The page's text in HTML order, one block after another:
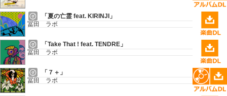
「夏の亡霊 feat. KIRINJI」
冨田 ラボ
「Take That ! feat. TENDRE」
冨田 ラボ
「７＋」
冨田 ラボ